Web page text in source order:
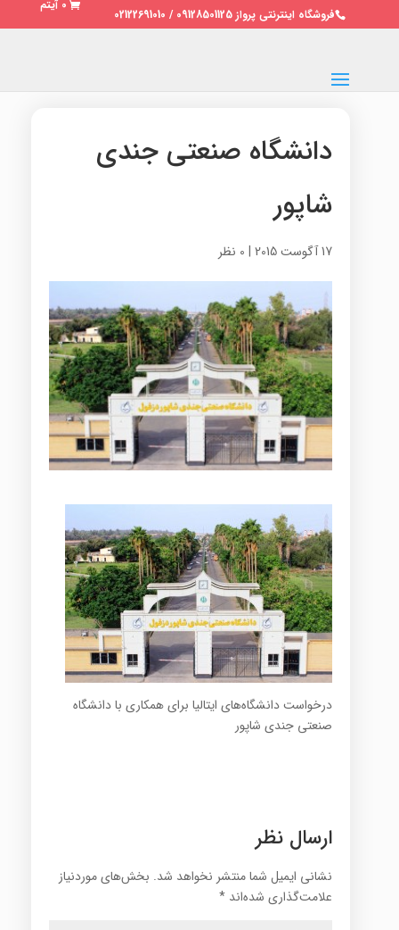
فروشگاه اینترنتی پرواز 09128501125 / 02122691010
0 آیتم
دانشگاه صنعتی جندی
شاپور
17 آگوست 2015 | 0 نظر
درخواست دانشگاه‌های ایتالیا برای همکاری با دانشگاه
صنعتی جندی شاپور
ارسال نظر
نشانی ایمیل شما منتشر نخواهد شد. بخش‌های موردنیاز
علامت‌گذاری شده‌اند *